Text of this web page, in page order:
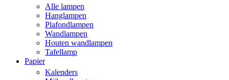
Alle lampen
Hanglampen
Plafondlampen
Wandlampen
Houten wandlampen
Tafellamp
Papier
Kalenders